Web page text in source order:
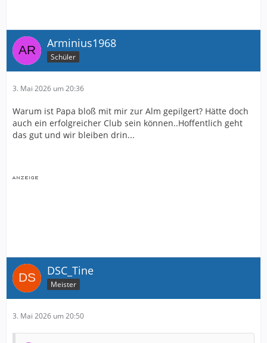
Arminius1968
Schüler
3. Mai 2026 um 20:36
Warum ist Papa bloß mit mir zur Alm gepilgert? Hätte doch
auch ein erfolgreicher Club sein können..Hoffentlich geht
das gut und wir bleiben drin...
DSC_Tine
Meister
3. Mai 2026 um 20:50